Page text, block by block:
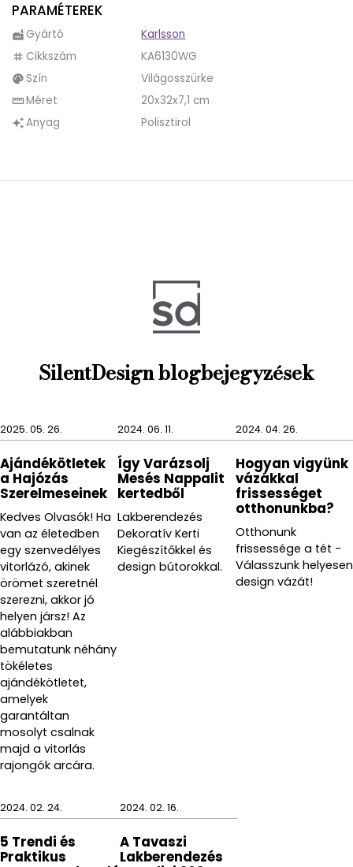
PARAMÉTEREK
factory Gyártó Karlsson
tag Cikkszám KA6130WG
palette Szín Világosszürke
straightenMéret 20x32x7,1 cm
auto_awesomeAnyag Polisztirol
SilentDesign blogbejegyzések
2025. 05. 26.
Ajándékötletek
a Hajózás
Szerelmeseinek
Kedves Olvasók! Ha
van az életedben
egy szenvedélyes
vitorlázó, akinek
örömet szeretnél
szerezni, akkor jó
helyen jársz! Az
alábbiakban
bemutatunk néhány
tökéletes
ajándékötletet,
amelyek
garantáltan
mosolyt csalnak
majd a vitorlás
rajongók arcára.
2024. 06. 11.
Így Varázsolj
Mesés Nappalit
kertedből
Lakberendezés
Dekoratív Kerti
Kiegészítőkkel és
design bútorokkal.
2024. 04. 26.
Hogyan vigyünk
vázákkal
frissességet
otthonunkba?
Otthonunk
frissessége a tét -
Válasszunk helyesen
design vázát!
2024. 02. 24.
5 Trendi és
Praktikus
2024. 02. 16.
A Tavaszi
Lakberendezés